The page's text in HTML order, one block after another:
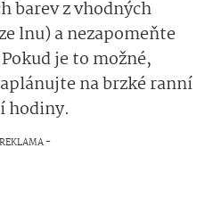
barev z vhodných
lnu) a nezapomeňte
je to možné,
na brzké ranní
hodiny.